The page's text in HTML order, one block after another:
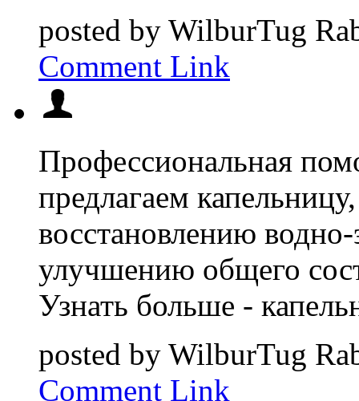
posted by WilburTug
Comment Link
Профессиональная
предлагаем
восстановлению
улучшению общего
Узнать больше -
posted by WilburTug
Comment Link